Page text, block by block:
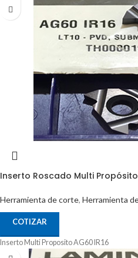
Inserto Roscado Multi Propósito
Herramienta de corte, Herramienta
COTIZAR
Inserto Multi Proposito AG60 IR16